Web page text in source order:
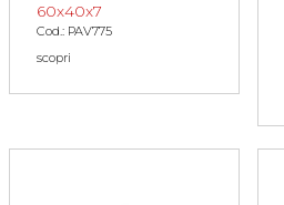
60x40x7
Cod.: PAV775
scopri